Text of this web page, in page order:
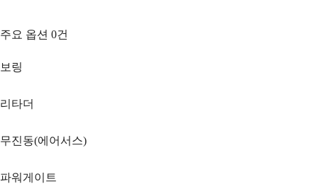
주요 옵션 0건
보링
리타더
무진동(에어서스)
파워게이트